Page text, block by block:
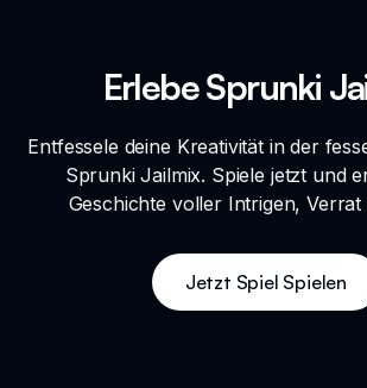
Erlebe Sprunki
Entfessele deine Kreativität in der
Sprunki Jailmix. Spiele jetzt und
Geschichte voller Intrigen, Verrat
Jetzt Spiel Spielen